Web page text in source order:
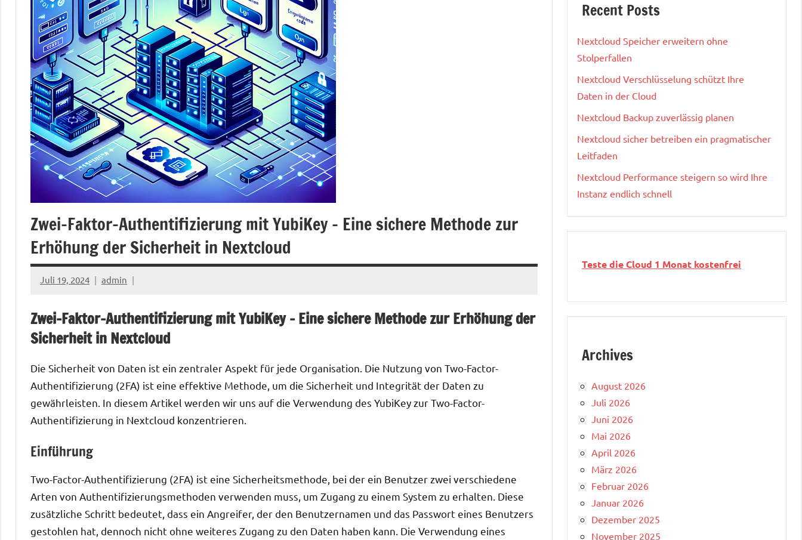
Zwei-Faktor-Authentifizierung mit YubiKey – Eine sichere Methode zur
Erhöhung der Sicherheit in Nextcloud
Juli 19, 2024 admin
Zwei-Faktor-Authentifizierung mit YubiKey – Eine sichere Methode zur Erhöhung der
Sicherheit in Nextcloud
Die Sicherheit von Daten ist ein zentraler Aspekt für jede Organisation. Die Nutzung von Two-Factor-
Authentifizierung (2FA) ist eine effektive Methode, um die Sicherheit und Integrität der Daten zu
gewährleisten. In diesem Artikel werden wir uns auf die Verwendung des YubiKey zur Two-Factor-
Authentifizierung in Nextcloud konzentrieren.
Einführung
Two-Factor-Authentifizierung (2FA) ist eine Sicherheitsmethode, bei der ein Benutzer zwei verschiedene
Arten von Authentifizierungsmethoden verwenden muss, um Zugang zu einem System zu erhalten. Diese
zusätzliche Schritt bedeutet, dass ein Angreifer, der den Benutzernamen und das Passwort eines Benutzers
gestohlen hat, dennoch nicht ohne weiteres Zugang zu den Daten haben kann. Die Verwendung eines
Recent Posts
Nextcloud Speicher erweitern ohne
Stolperfallen
Nextcloud Verschlüsselung schützt Ihre
Daten in der Cloud
Nextcloud Backup zuverlässig planen
Nextcloud sicher betreiben ein pragmatischer
Leitfaden
Nextcloud Performance steigern so wird Ihre
Instanz endlich schnell
Teste die Cloud 1 Monat kostenfrei
Archives
August 2026
Juli 2026
Juni 2026
Mai 2026
April 2026
März 2026
Februar 2026
Januar 2026
Dezember 2025
November 2025